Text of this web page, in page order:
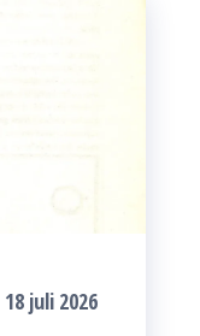
18 juli 2026